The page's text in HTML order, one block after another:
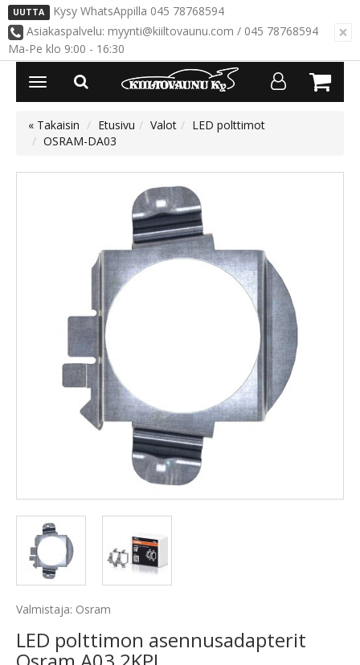
UUTTA Kysy WhatsAppilla 045 78768594
×
Asiakaspalvelu: myynti@kiiltovaunu.com / 045 78768594
Ma-Pe klo 9:00 - 16:30
Avaa/Sulje
valikko
« Takaisin Etusivu Valot
LED polttimot
OSRAM-DA03
Valmistaja: Osram
LED polttimon asennusadapterit